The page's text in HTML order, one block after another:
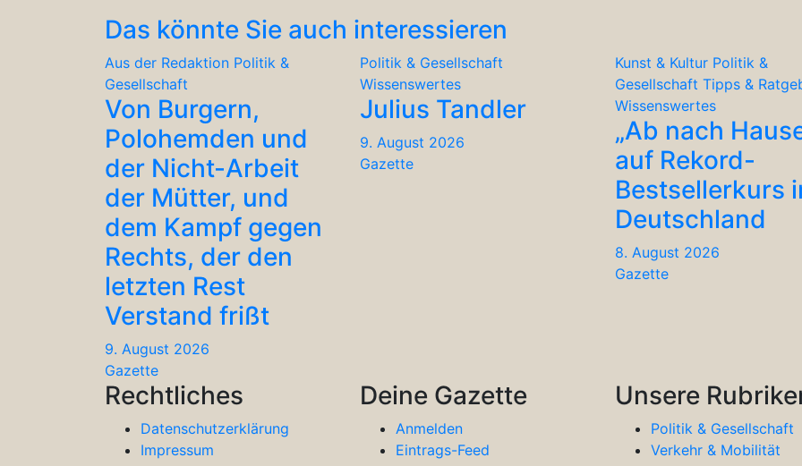
Das könnte Sie auch interessieren
Aus der Redaktion Politik &
Gesellschaft
Von Burgern,
Polohemden und
der Nicht-Arbeit
der Mütter, und
dem Kampf gegen
Rechts, der den
letzten Rest
Verstand frißt
9. August 2026
Gazette
Politik & Gesellschaft
Wissenswertes
Julius Tandler
9. August 2026
Gazette
Kunst & Kultur Politik &
Gesellschaft Tipps &
Wissenswertes
„Ab nach
auf Rekord-
Bestsellerkurs
Deutschland
8. August 2026
Gazette
Rechtliches
Datenschutzerklärung
Impressum
Deine Gazette
Anmelden
Eintrags-Feed
Unsere
Politik & Gesellschaft
Verkehr & Mobilität